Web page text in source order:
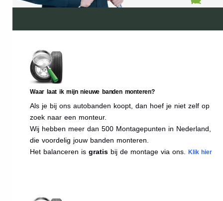
Waar laat ik mijn nieuwe banden monteren?
Als je bij ons autobanden koopt, dan hoef je niet zelf op
zoek naar een monteur.
Wij hebben meer dan 500 Montagepunten in Nederland,
die voordelig jouw banden monteren.
Het balanceren is gratis bij de montage via ons. Klik hier